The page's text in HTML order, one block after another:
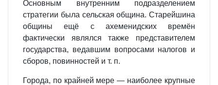
Основным внутренним подразделением
стратегии была сельская община. Старейшина
общины ещё с ахеменидских времён
фактически являлся также представителем
государства, ведавшим вопросами налогов и
сборов, повинностей и т. п.
Города, по крайней мере — наиболее крупные